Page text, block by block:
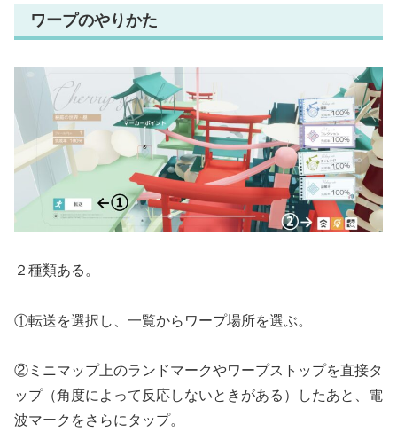
ワープのやりかた
２種類ある。
①転送を選択し、一覧からワープ場所を選ぶ。
②ミニマップ上のランドマークやワープストップを直接タ
ップ（角度によって反応しないときがある）したあと、電
波マークをさらにタップ。